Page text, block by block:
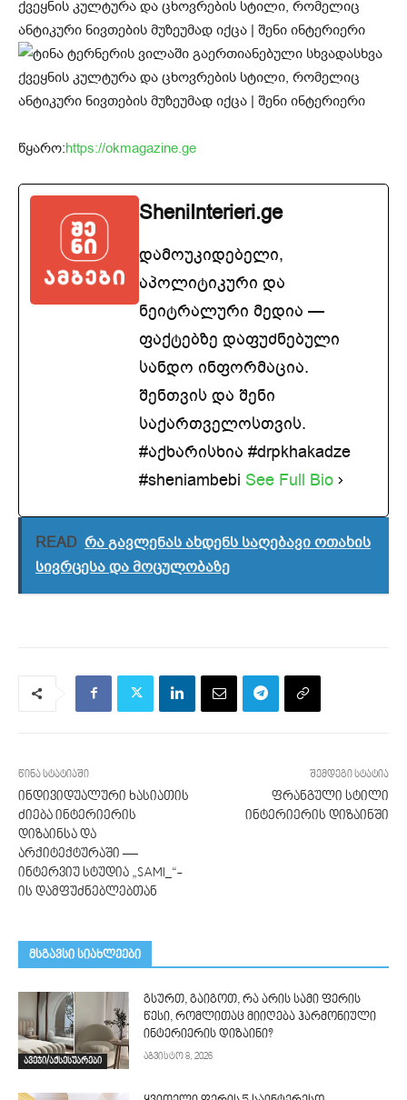
წყარო:https://okmagazine.ge
SheniInterieri.ge
დამოუკიდებელი,
აპოლიტიკური და
ნეიტრალური მედია —
ფაქტებზე დაფუძნებული
სანდო ინფორმაცია.
შენთვის და შენი
საქართველოსთვის.
#აქხარისხია #drpkhakadze
#sheniambebi See Full Bio
READ რა გავლენას ახდენს საღებავი ოთახის
სივრცესა და მოცულობაზე
წინა სტატიაში
ინდივიდუალური ხასიათის
ძიება ინტერიერის
დიზაინსა და
არქიტექტურაში —
ინტერვიუ სტუდია „SAMI_“-
ის დამფუძნებლებთან
შემდეგი სტატია
ფრანგული სტილი
ინტერიერის დიზაინში
მსგავსი სიახლეები
ავეჯი/აქსესუარები
გსურთ, გაიგოთ, რა არის სამი ფერის
წესი, რომლითაც მიიღება ჰარმონიული
ინტერიერის დიზაინი?
აგვისტო 8, 2026